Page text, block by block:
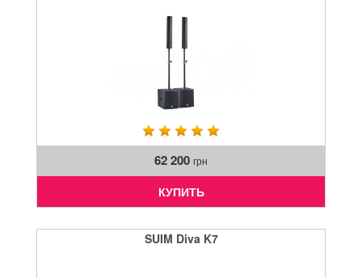
62 200 грн
КУПИТЬ
SUIM Diva K7